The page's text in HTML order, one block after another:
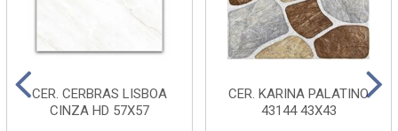
CER. CERBRAS LISBOA
CINZA HD 57X57
CER. KARINA PALATINO
43144 43X43